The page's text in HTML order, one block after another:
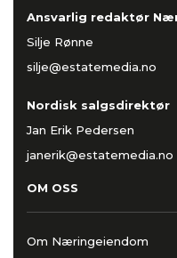
Ansvarlig redaktør
Silje Rønne
silje@estatemedia.no
Nordisk salgsdirektør
Jan Erik Pedersen
janerik@estatemedia.no
OM OSS
Om Næringeiendom